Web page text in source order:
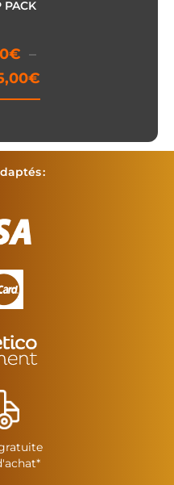
PACK
€ –
€Plage
de
14,00€
à
: